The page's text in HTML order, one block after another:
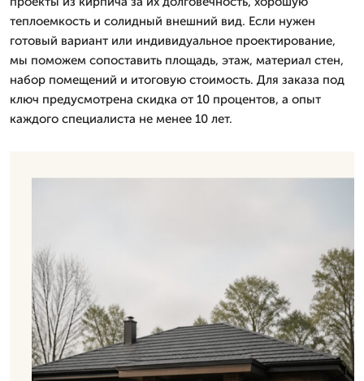
теплоемкость и солидный внешний вид. Если нужен
готовый вариант или индивидуальное проектирование,
мы поможем сопоставить площадь, этаж, материал стен,
набор помещений и итоговую стоимость. Для заказа под
ключ предусмотрена скидка от 10 процентов, а опыт
каждого специалиста не менее 10 лет.